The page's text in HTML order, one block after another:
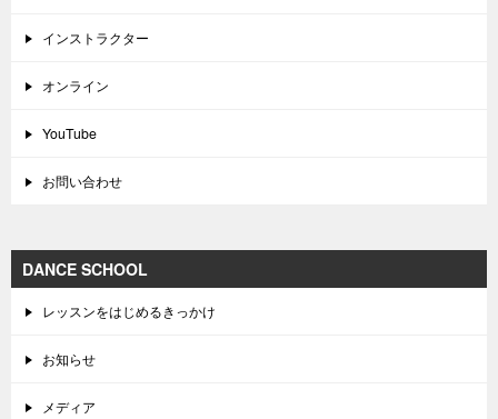
インストラクター
オンライン
YouTube
お問い合わせ
DANCE SCHOOL
レッスンをはじめるきっかけ
お知らせ
メディア